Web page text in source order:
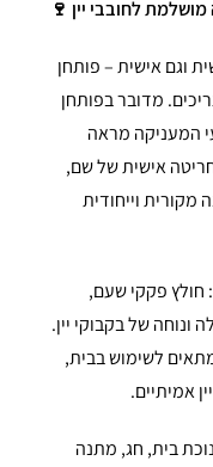
לחובבי יין 🍷
וגם אישית – פותחן
מדובר בפותחן
המעניקה מראה
חריטה אישית של שם,
וייחודית
חולץ פקקי שעם,
ונוחה של בקבוקי יין.
לשימוש בבית,
אמיתיים.
בית, חג, מתנה